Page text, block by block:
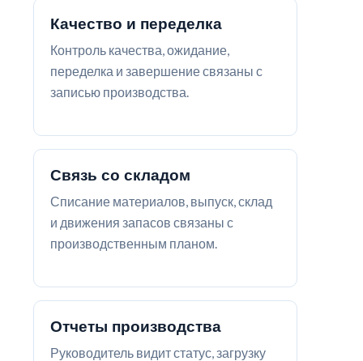
Качество и переделка
Контроль качества, ожидание,
переделка и завершение связаны с
записью производства.
Связь со складом
Списание материалов, выпуск, склад
и движения запасов связаны с
производственным планом.
Отчеты производства
Руководитель видит статус, загрузку